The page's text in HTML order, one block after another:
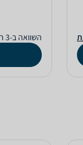
השוואה ב-3 חנויות